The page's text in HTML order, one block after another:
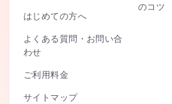
はじめての方へ
よくある質問・お問い合
わせ
ご利用料金
サイトマップ
のコツ